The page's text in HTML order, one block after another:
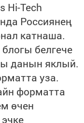
Hi-Tech
Россиянең
катнаша.
белгече
данын яклый.
уза.
форматта
өчен